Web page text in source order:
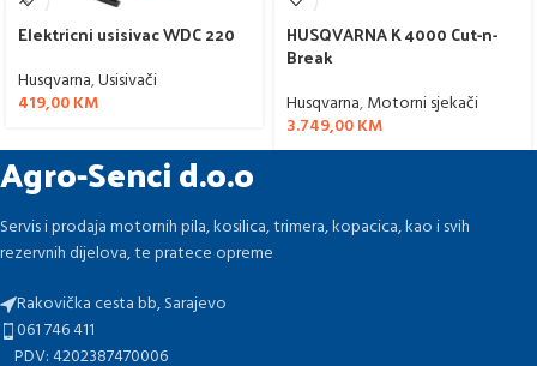
Elektricni usisivac WDC 220
Husqvarna,Usisivači
419,00KM
HUSQVARNA K 4000 Cut-n-
Break
Husqvarna,Motorni sjekači
3.749,00KM
Agro-Senci d.o.o
Servis i prodaja motornih pila, kosilica, trimera, kopacica, kao i svih
rezervnih dijelova, te pratece opreme
Rakovička cesta bb, Sarajevo
061 746 411
PDV: 4202387470006